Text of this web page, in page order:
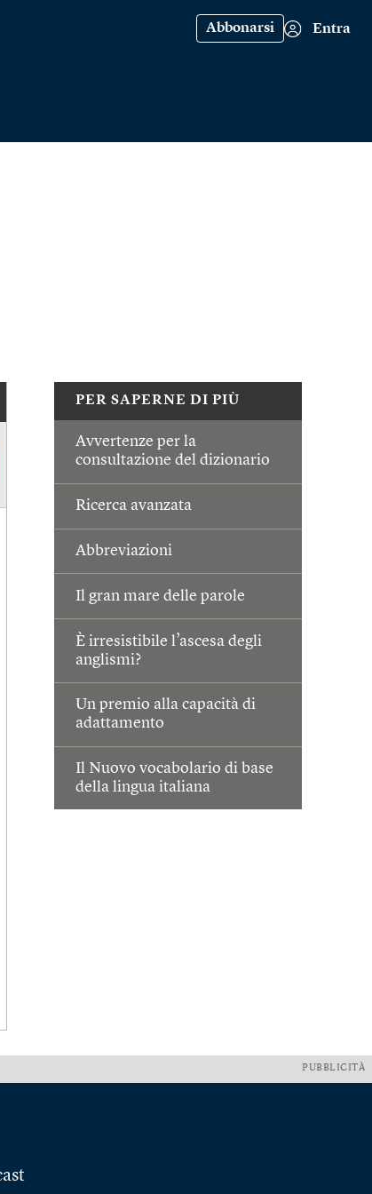
Abbonarsi Entra
PER SAPERNE DI PIÙ
Avvertenze per la
consultazione del dizionario
Ricerca avanzata
Abbreviazioni
Il gran mare delle parole
È irresistibile l’ascesa degli
anglismi?
Un premio alla capacità di
adattamento
Il Nuovo vocabolario di base
della lingua italiana
PUBBLICITÀ